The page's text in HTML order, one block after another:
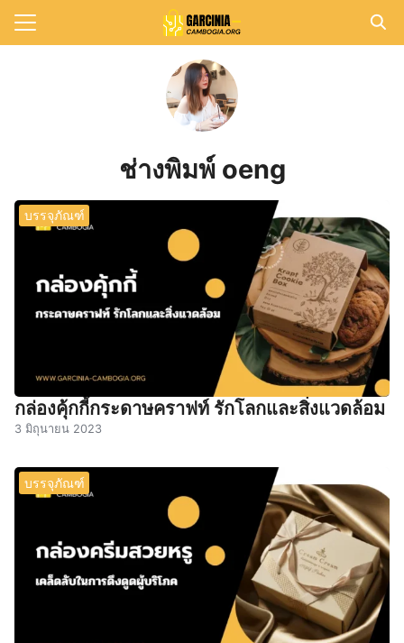
Skip
เรา
ช่างพิมพ์ oeng
บรรจุภัณฑ์
กล่องคุ้กกี้กระดาษคราฟท์ รักโลกและสิ่งแวดล้อม
3 มิถุนายน 2023
บรรจุภัณฑ์